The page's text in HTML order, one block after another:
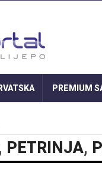
PREMIUM
, PETRINJA,